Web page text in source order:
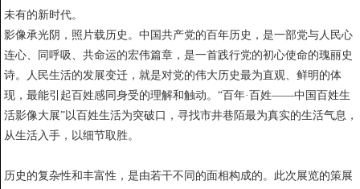
未有的新时代。
影像承光阴，照片载历史。中国共产党的百年历史，是一部党与人民心
连心、同呼吸、共命运的宏伟篇章，是一首践行党的初心使命的瑰丽史
诗。人民生活的发展变迁，就是对党的伟大历史最为直观、鲜明的体
现，最能引起百姓感同身受的理解和触动。“百年·百姓——中国百姓生
活影像大展”以百姓生活为突破口，寻找市井巷陌最为真实的生活气息，
从生活入手，以细节取胜。
历史的复杂性和丰富性，是由若干不同的面相构成的。此次展览的策展